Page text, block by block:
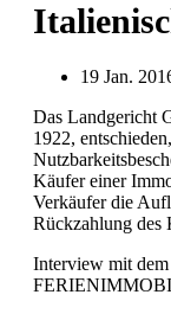
19 Jan.
Das Landgericht
1922,
Käufer einer
Verkäufer die
Rückzahlung des
Interview mit